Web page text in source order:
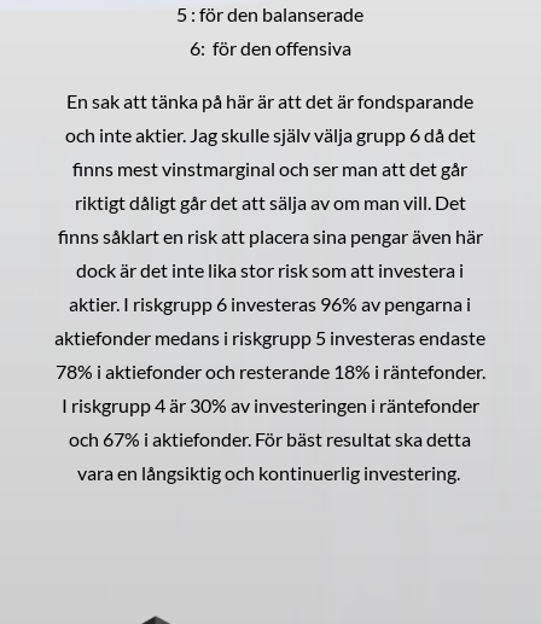
5 : för den balanserade
6: för den offensiva
En sak att tänka på här är att det är fondsparande
och inte aktier. Jag skulle själv välja grupp 6 då det
finns mest vinstmarginal och ser man att det går
riktigt dåligt går det att sälja av om man vill. Det
finns såklart en risk att placera sina pengar även här
dock är det inte lika stor risk som att investera i
aktier. I riskgrupp 6 investeras 96% av pengarna i
aktiefonder medans i riskgrupp 5 investeras endaste
78% i aktiefonder och resterande 18% i räntefonder.
I riskgrupp 4 är 30% av investeringen i räntefonder
och 67% i aktiefonder. För bäst resultat ska detta
vara en långsiktig och kontinuerlig investering.